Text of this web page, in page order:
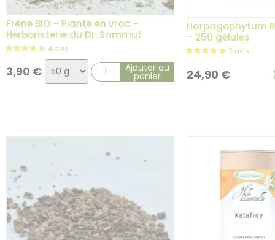
Frêne BIO – Plante en vrac –
Herboristerie du Dr. Sammut
3,90 € Choix
de
Ajouter au
panier
Harpagophytum
– 250 gélules
24,90 €